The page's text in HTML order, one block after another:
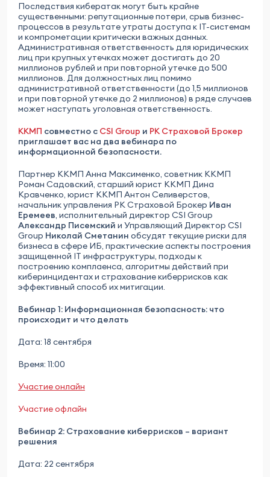
Последствия кибератак могут быть крайне
существенными: репутационные потери, срыв бизнес-
процессов в результате утраты доступа к IT-системам
и компрометации критически важных данных.
Административная ответственность для юридических
лиц при крупных утечках может достигать до 20
миллионов рублей и при повторной утечке до 500
миллионов. Для должностных лиц помимо
административной ответственности (до 1,5 миллионов
и при повторной утечке до 2 миллионов) в ряде случаев
может наступать уголовная ответственность.
ККМП совместно с CSI Group и РК Страховой Брокер
приглашает вас на два вебинара по
информационной безопасности.
Партнер ККМП Анна Максименко, советник ККМП
Роман Садовский, старший юрист ККМП Дина
Кравченко, юрист ККМП Антон Селиверстов,
начальник управления РК Страховой Брокер Иван
Еремеев, исполнительный директор CSI Group
Александр Писемский и Управляющий Директор CSI
Group Николай Сметанин обсудят текущие риски для
бизнеса в сфере ИБ, практические аспекты построения
защищенной IT инфраструктуры, подходы к
построению комплаенса, алгоритмы действий при
киберинцидентах и страхование киберрисков как
эффективный способ их митигации.
Вебинар 1: Информационная безопасность: что
происходит и что делать
Дата: 18 сентября
Время: 11:00
Участие онлайн
Участие офлайн
Вебинар 2: Страхование киберрисков – вариант
решения
Дата: 22 сентября